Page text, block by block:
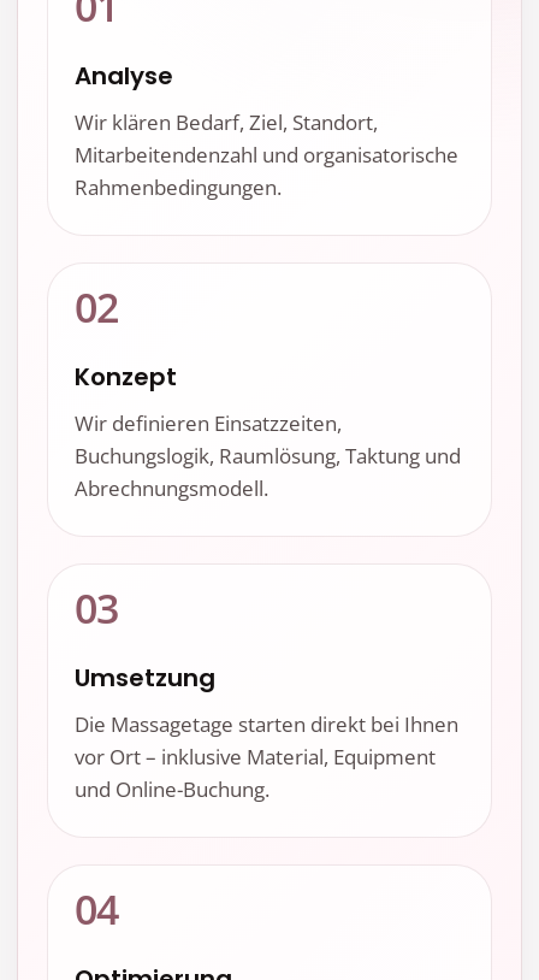
Analyse
Wir klären Bedarf, Ziel, Standort,
Mitarbeitendenzahl und organisatorische
Rahmenbedingungen.
02
Konzept
Wir definieren Einsatzzeiten,
Buchungslogik, Raumlösung, Taktung und
Abrechnungsmodell.
03
Umsetzung
Die Massagetage starten direkt bei Ihnen
vor Ort – inklusive Material, Equipment
und Online-Buchung.
04